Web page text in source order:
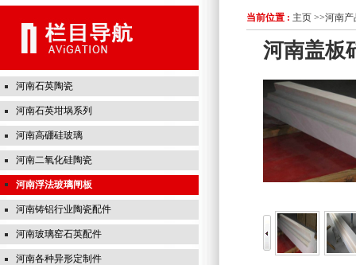
当前位置 : 主页 >>河南产
河南盖板
河南石英陶瓷
河南石英坩埚系列
河南高硼硅玻璃
河南二氧化硅陶瓷
河南浮法玻璃闸板
河南铸铝行业陶瓷配件
河南玻璃窑石英配件
河南各种异形定制件